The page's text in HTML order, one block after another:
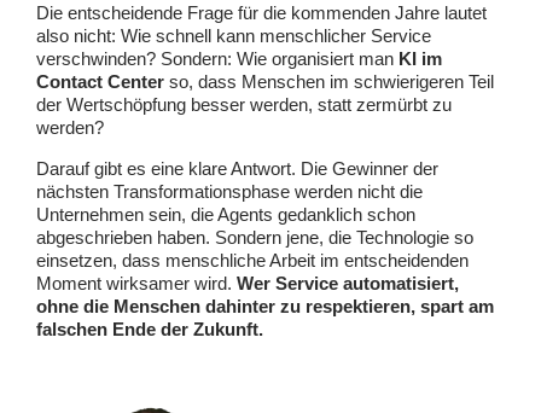
Die entscheidende Frage für die kommenden Jahre lautet
also nicht: Wie schnell kann menschlicher Service
verschwinden? Sondern: Wie organisiert man KI im
Contact Center so, dass Menschen im schwierigeren Teil
der Wertschöpfung besser werden, statt zermürbt zu
werden?
Darauf gibt es eine klare Antwort. Die Gewinner der
nächsten Transformationsphase werden nicht die
Unternehmen sein, die Agents gedanklich schon
abgeschrieben haben. Sondern jene, die Technologie so
einsetzen, dass menschliche Arbeit im entscheidenden
Moment wirksamer wird. Wer Service automatisiert,
ohne die Menschen dahinter zu respektieren, spart am
falschen Ende der Zukunft.